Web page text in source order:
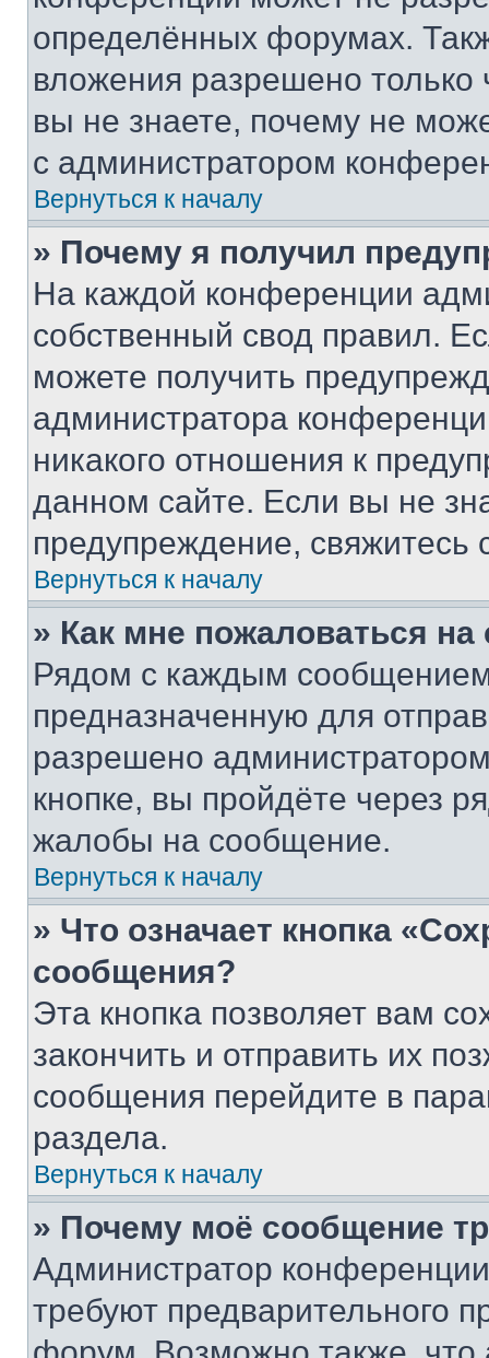
определённых форумах.
вложения разрешено
вы не знаете, почему не
с администратором
Вернуться к началу
» Почему я получил
На каждой конференции
собственный свод правил.
можете получить
администратора
никакого отношения к
данном сайте. Если вы не
предупреждение,
Вернуться к началу
» Как мне пожаловаться
Рядом с каждым сообщением
предназначенную для
разрешено
кнопке, вы пройдёте через
жалобы на сообщение.
Вернуться к началу
» Что означает кнопка
сообщения?
Эта кнопка позволяет вам
закончить и отправить их
сообщения перейдите в
раздела.
Вернуться к началу
» Почему моё сообщение
Администратор
требуют предварительного